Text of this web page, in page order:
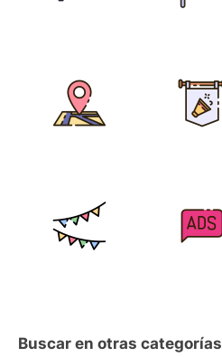
Buscar en otras categorías